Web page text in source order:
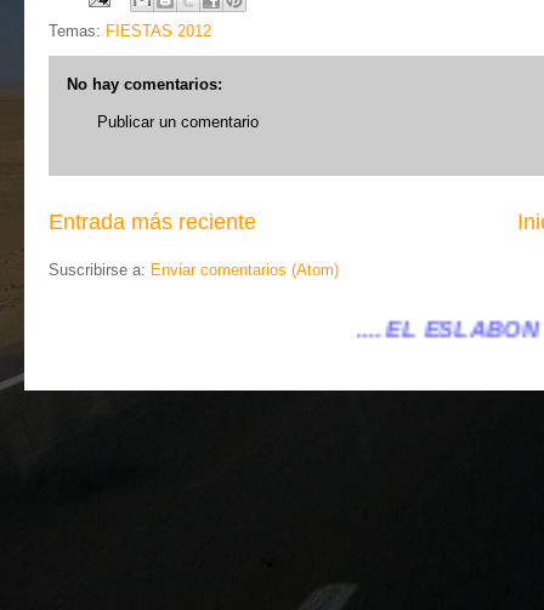
Temas: FIESTAS 2012
No hay comentarios:
Publicar un comentario
Entrada más reciente
Suscribirse a: Enviar comentarios (Atom)
.... EL ESLABÓN VILLENA ...